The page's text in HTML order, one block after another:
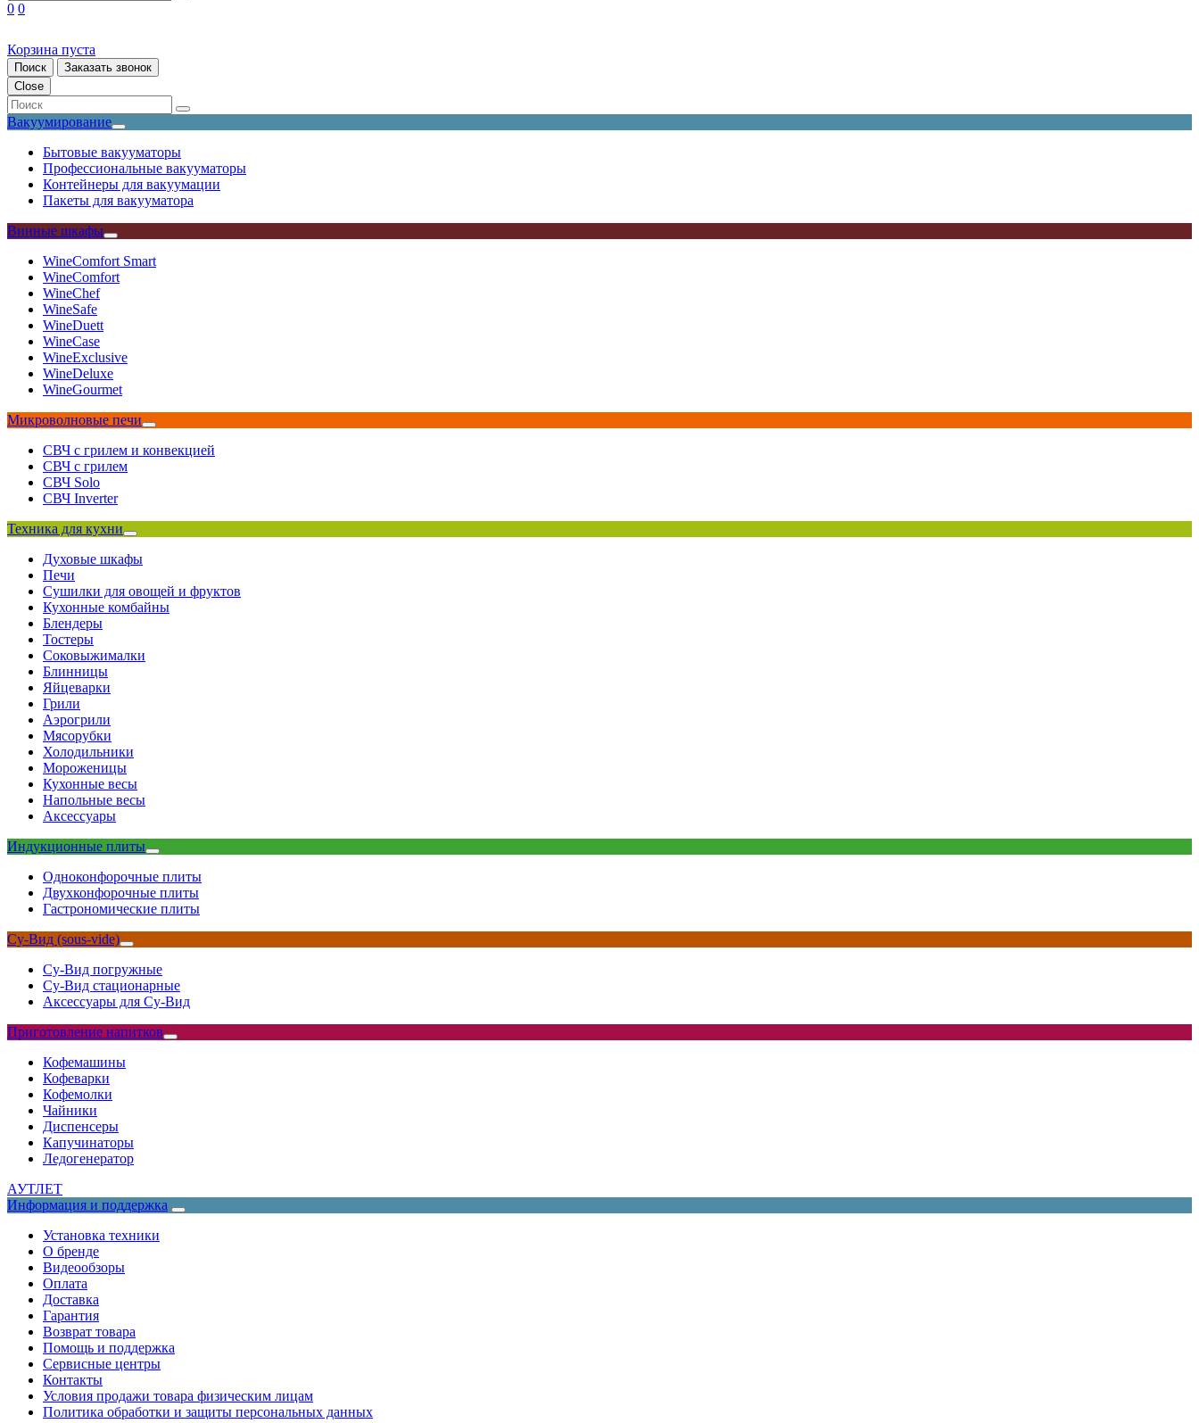
0 0
Корзина пуста
Поиск
Заказать звонок
Close
Вакуумирование
Бытовые вакууматоры
Профессиональные вакууматоры
Контейнеры для вакуумации
Пакеты для вакууматора
Винные шкафы
WineComfort Smart
WineComfort
WineChef
WineSafe
WineDuett
WineCase
WineExclusive
WineDeluxe
WineGourmet
Микроволновые печи
СВЧ с грилем и конвекцией
СВЧ с грилем
СВЧ Solo
СВЧ Inverter
Техника для кухни
Духовые шкафы
Печи
Сушилки для овощей и фруктов
Кухонные комбайны
Блендеры
Тостеры
Соковыжималки
Блинницы
Яйцеварки
Грили
Аэрогрили
Мясорубки
Холодильники
Мороженицы
Кухонные весы
Напольные весы
Аксессуары
Индукционные плиты
Одноконфорочные плиты
Двухконфорочные плиты
Гастрономические плиты
Су-Вид (sous-vide)
Су-Вид погружные
Су-Вид стационарные
Аксессуары для Су-Вид
Приготовление напитков
Кофемашины
Кофеварки
Кофемолки
Чайники
Диспенсеры
Капучинаторы
Ледогенератор
АУТЛЕТ
Информация и поддержка
Установка техники
О бренде
Видеообзоры
Оплата
Доставка
Гарантия
Возврат товара
Помощь и поддержка
Сервисные центры
Контакты
Условия продажи товара физическим лицам
Политика обработки и защиты персональных данных